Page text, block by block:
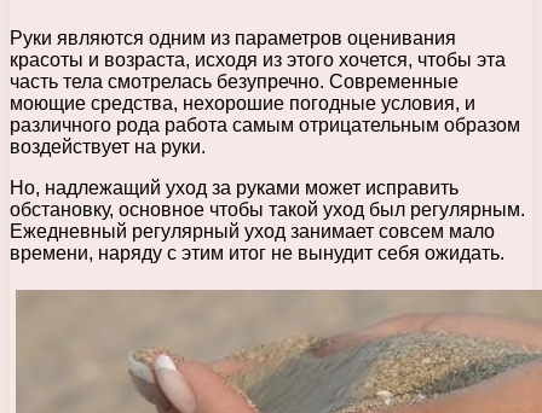
Руки являются одним из параметров оценивания
красоты и возраста, исходя из этого хочется, чтобы эта
часть тела смотрелась безупречно. Современные
моющие средства, нехорошие погодные условия, и
различного рода работа самым отрицательным образом
воздействует на руки.
Но, надлежащий уход за руками может исправить
обстановку, основное чтобы такой уход был регулярным.
Ежедневный регулярный уход занимает совсем мало
времени, наряду с этим итог не вынудит себя ожидать.